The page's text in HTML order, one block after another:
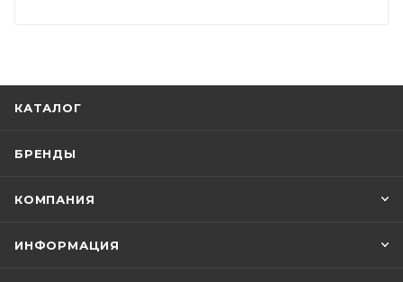
КАТАЛОГ
БРЕНДЫ
КОМПАНИЯ
ИНФОРМАЦИЯ